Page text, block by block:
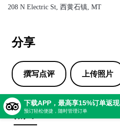
208 N Electric St, 西黄石镇, MT
分享
撰写点评 上传照片
点评
下载APP，最高享15%订单返现
预订轻松便捷，随时管理订单